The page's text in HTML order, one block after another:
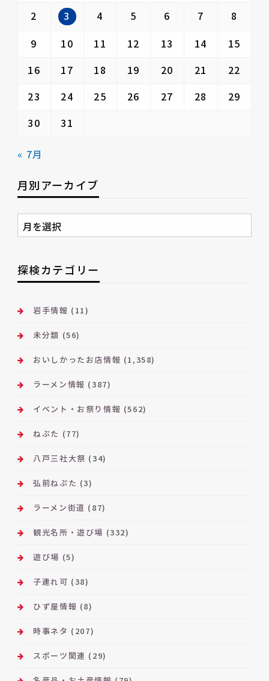
2
3 4 5 6 7
8
9
10 11 12 13 14
15
16
17 18 19 20 21
22
23
24 25 26 27 28
29
30
31
« 7月
月別アーカイブ
月
別
ー
カ
ブ
探検カテゴリー
岩手情報 (11)
未分類 (56)
おいしかったお店情報 (1,358)
ラーメン情報 (387)
イベント・お祭り情報 (562)
ねぶた (77)
八戸三社大祭 (34)
弘前ねぷた (3)
ラーメン街道 (87)
観光名所・遊び場 (332)
遊び場 (5)
子連れ可 (38)
ひず屋情報 (8)
時事ネタ (207)
スポーツ関連 (29)